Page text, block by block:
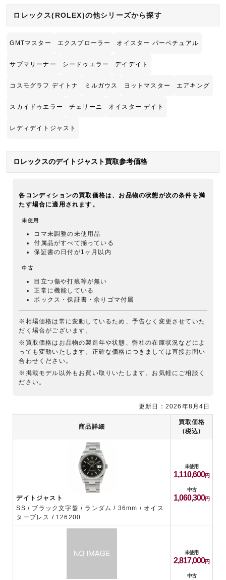
ロレックス(ROLEX)の他シリーズから探す
GMTマスター エクスプローラー オイスター パーペチュアル
サブマリーナー シードゥエラー デイデイト
コスモグラフ デイトナ ミルガウス ヨットマスター エアキング
スカイドゥエラー チェリーニ オイスター デイト
レディデイトジャスト
ロレックスのデイトジャスト買取参考価格
各コンディションの買取価格は、お品物の状態が次の条件を満
たす場合に適用されます。
未使用
コマ未調整の未使用品
付属品がすべて揃っている
保証書の日付が1ヶ月以内
中古
目立つ傷や打痕等が無い
正常に機能している
ボックス・保証書・余りゴマ付属
※相場価格は常に変動しているため、予告なく変更させていた
だく場合がございます。
※買取価格はお品物の製造年や状態、弊社の在庫状況などによ
っても変動いたします。正確な価格につきましては直接お問い
合わせください。
※掲載モデル以外もお買い取りいたします。お気軽にご相談く
ださい。
商品詳細
買取価格
(税込)
デイトジャスト
SS / ブラック文字盤 / ランダム / 36mm / オイス
ターブレス / 126200
未使用
1,110,600
中古
1,060,300
未使用
2,817,000
中古
更新日：2026年8月4日